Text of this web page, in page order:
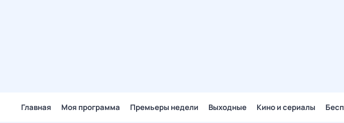
Главная Моя программа Премьеры недели Выходные Кино и сериалы